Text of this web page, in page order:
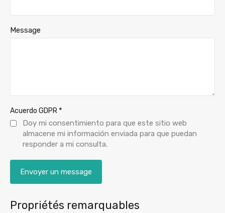
Message
Acuerdo GDPR *
Doy mi consentimiento para que este sitio web
almacene mi información enviada para que puedan
responder a mi consulta.
Propriétés remarquables